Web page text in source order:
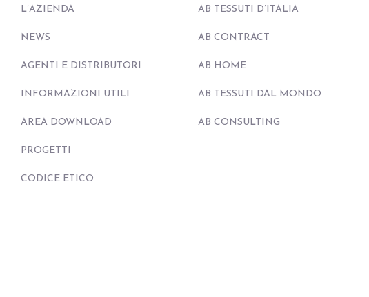
L’AZIENDA
NEWS
AGENTI E DISTRIBUTORI
INFORMAZIONI UTILI
AREA DOWNLOAD
PROGETTI
CODICE ETICO
AB TESSUTI D’ITALIA
AB CONTRACT
AB HOME
AB TESSUTI DAL MONDO
AB CONSULTING